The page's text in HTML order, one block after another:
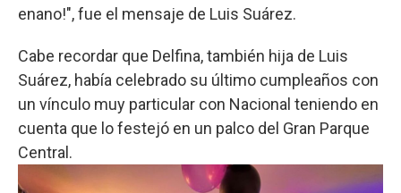
enano!", fue el mensaje de Luis Suárez.
Cabe recordar que Delfina, también hija de Luis
Suárez, había celebrado su último cumpleaños con
un vínculo muy particular con Nacional teniendo en
cuenta que lo festejó en un palco del Gran Parque
Central.